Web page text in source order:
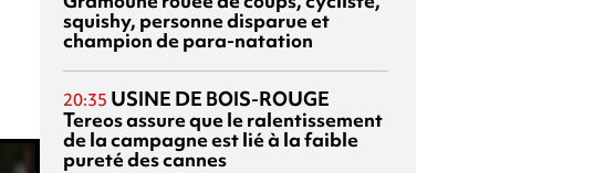
squishy, personne disparue et
champion de para-natation
20:35 USINE DE BOIS-ROUGE
Tereos assure que le ralentissement
de la campagne est lié à la faible
pureté des cannes